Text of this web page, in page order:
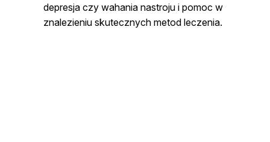
depresja czy wahania nastroju i pomoc w
znalezieniu skutecznych metod leczenia.